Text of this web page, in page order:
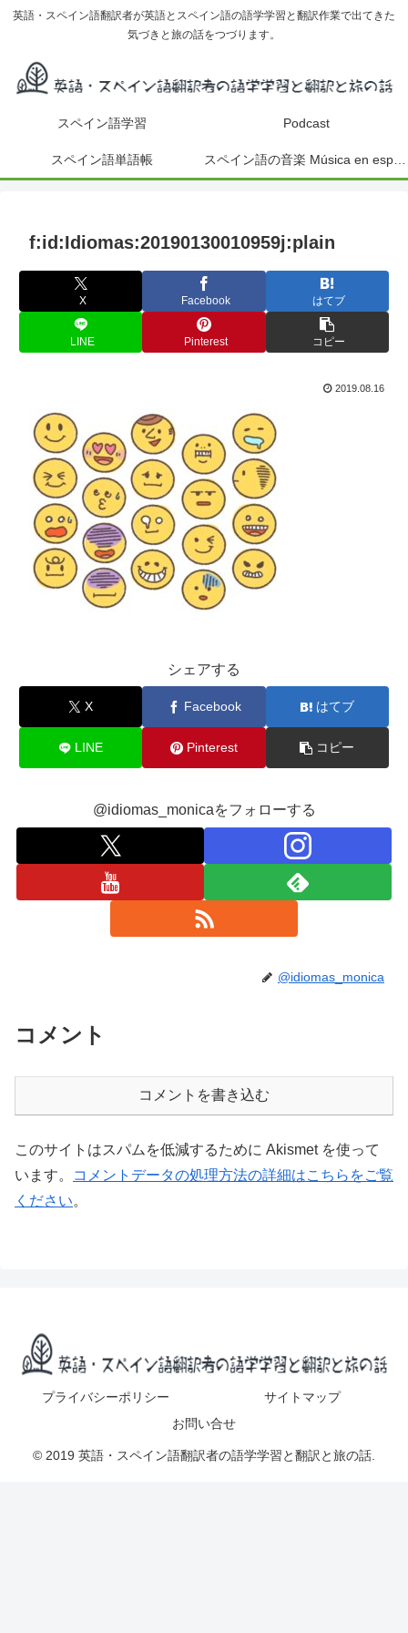
英語・スペイン語翻訳者が英語とスペイン語の語学学習と翻訳作業で出てきた
気づきと旅の話をつづります。
スペイン語学習 Podcast
スペイン語単語帳
f:id:Idiomas:20190130010959j:plain
X Facebook はてブ
LINE Pinterest コピー
2019.08.16
シェアする
X Facebook はてブ
LINE Pinterest コピー
@idiomas_monicaをフォローする
@idiomas_monica
コメント
コメントを書き込む
このサイトはスパムを低減するために Akismet を使って
います。
コメントデータの処理方法の詳細はこちらをご覧
ください。
プライバシーポリシー
サイトマップ
お問い合せ
© 2019 英語・スペイン語翻訳者の語学学習と翻訳と旅の話.